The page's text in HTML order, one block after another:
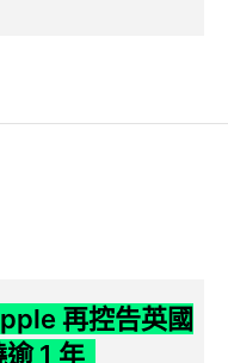
再控告英國
1 年